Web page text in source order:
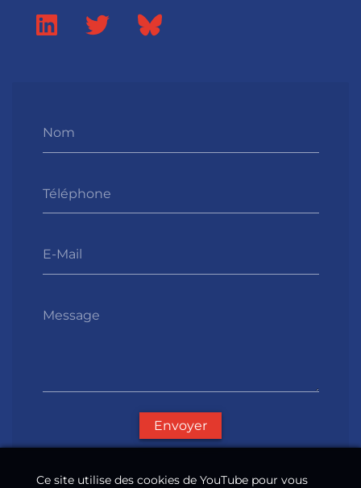
Nom
Téléphone
E-Mail
Message
Envoyer
Ce site utilise des cookies de YouTube pour vous